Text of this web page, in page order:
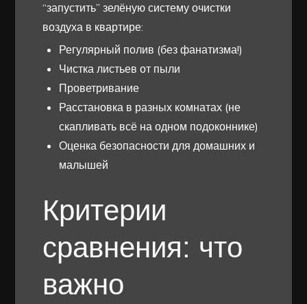
“запустить” зелёную систему очистки
воздуха в квартире:
Регулярный полив (без фанатизма!)
Чистка листьев от пыли
Проветривание
Расстановка в разных комнатах (не
скапливать всё на одном подоконнике)
Оценка безопасности для домашних и
малышей
Критерии
сравнения: что
важно